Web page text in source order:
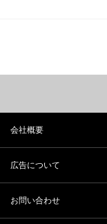
会社概要
広告について
お問い合わせ